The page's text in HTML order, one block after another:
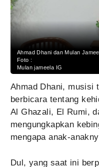
Ahmad Dhani dan Mulan
Foto :
Mulan jameela IG
Ahmad Dhani, musisi
berbicara tentang
Al Ghazali, El Rumi,
mengungkapkan
mengapa anak-
Dul, yang saat ini